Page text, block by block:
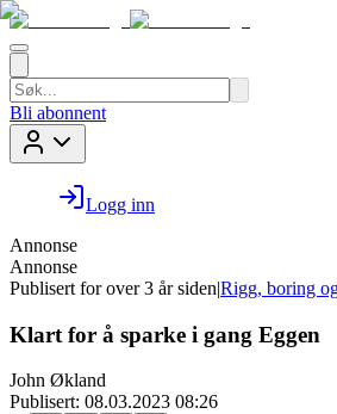
Bli abonnent
Logg inn
Annonse
Annonse
Publisert for over 3 år siden|Rigg, boring
Klart for å sparke i gang Eggen
John Økland
Publisert: 08.03.2023 08:26